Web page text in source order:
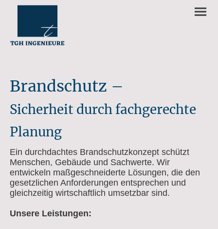
Brandschutz –
Sicherheit durch fachgerechte
Planung
Ein durchdachtes Brandschutzkonzept schützt
Menschen, Gebäude und Sachwerte. Wir
entwickeln maßgeschneiderte Lösungen, die den
gesetzlichen Anforderungen entsprechen und
gleichzeitig wirtschaftlich umsetzbar sind.
Unsere Leistungen: